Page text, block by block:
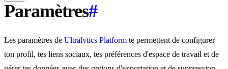
Paramètres#
Les paramètres de Ultralytics Platform te permettent de configurer
ton profil, tes liens sociaux, tes préférences d'espace de travail et de